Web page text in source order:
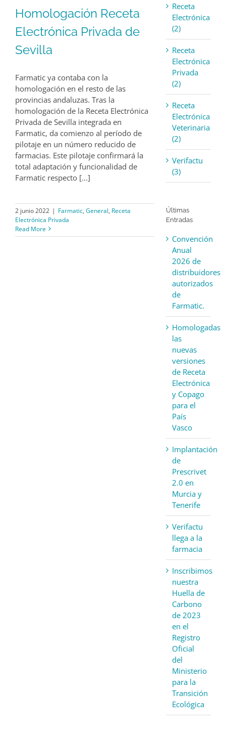
Homologación Receta
Electrónica Privada de
Sevilla
Farmatic ya contaba con la
homologación en el resto de las
provincias andaluzas. Tras la
homologación de la Receta Electrónica
Privada de Sevilla integrada en
Farmatic, da comienzo al período de
pilotaje en un número reducido de
farmacias. Este pilotaje confirmará la
total adaptación y funcionalidad de
Farmatic respecto [...]
2 junio 2022 | Farmatic, General, Receta
Electrónica Privada
Read More
Receta
Electrónica
(2)
Receta
Electrónica
Privada
(2)
Receta
Electrónica
Veterinaria
(2)
Verifactu
(3)
Últimas
Entradas
Convención
Anual
2026 de
distribuidores
autorizados
de
Farmatic.
Homologadas
las
nuevas
versiones
de Receta
Electrónica
y Copago
para el
País
Vasco
Implantación
de
Prescrivet
2.0 en
Murcia y
Tenerife
Verifactu
llega a la
farmacia
Inscribimos
nuestra
Huella de
Carbono
de 2023
en el
Registro
Oficial
del
Ministerio
para la
Transición
Ecológica